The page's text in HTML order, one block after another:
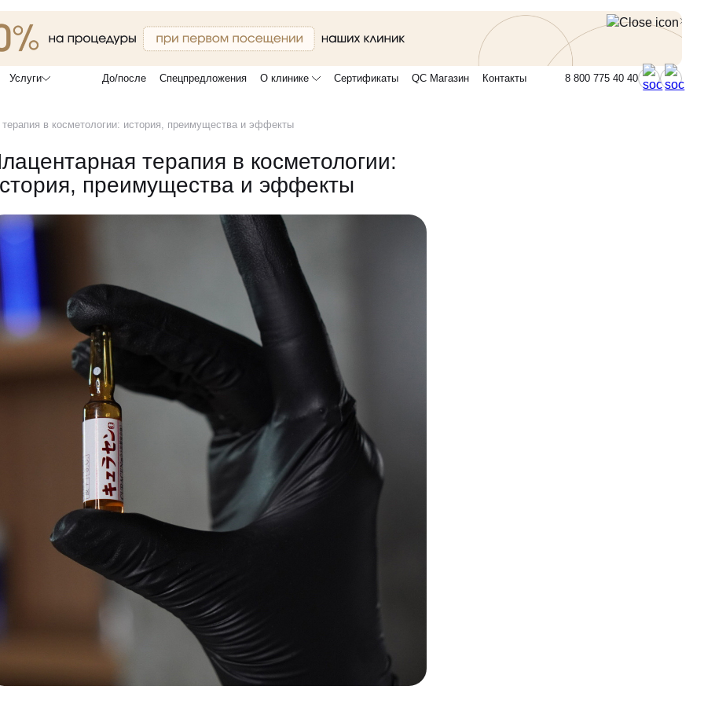
Услуги До/после Спецпредложения О клинике Сертификаты QC Магазин Контакты 8 800 775 40 40
терапия в косметологии: история, преимущества и эффекты
терапия в косметологии:
преимущества и эффекты